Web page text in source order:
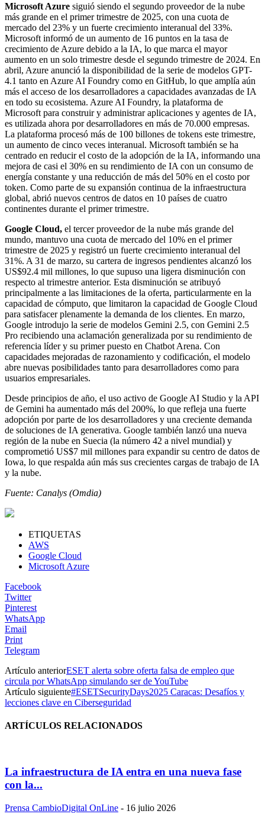
Microsoft Azure siguió siendo el segundo proveedor de la nube
más grande en el primer trimestre de 2025, con una cuota de
mercado del 23% y un fuerte crecimiento interanual del 33%.
Microsoft informó de un aumento de 16 puntos en la tasa de
crecimiento de Azure debido a la IA, lo que marca el mayor
aumento en un solo trimestre desde el segundo trimestre de 2024. En
abril, Azure anunció la disponibilidad de la serie de modelos GPT-
4.1 tanto en Azure AI Foundry como en GitHub, lo que amplía aún
más el acceso de los desarrolladores a capacidades avanzadas de IA
en todo su ecosistema. Azure AI Foundry, la plataforma de
Microsoft para construir y administrar aplicaciones y agentes de IA,
es utilizada ahora por desarrolladores en más de 70.000 empresas.
La plataforma procesó más de 100 billones de tokens este trimestre,
un aumento de cinco veces interanual. Microsoft también se ha
centrado en reducir el costo de la adopción de la IA, informando una
mejora de casi el 30% en su rendimiento de IA con un consumo de
energía constante y una reducción de más del 50% en el costo por
token. Como parte de su expansión continua de la infraestructura
global, abrió nuevos centros de datos en 10 países de cuatro
continentes durante el primer trimestre.
Google Cloud, el tercer proveedor de la nube más grande del
mundo, mantuvo una cuota de mercado del 10% en el primer
trimestre de 2025 y registró un fuerte crecimiento interanual del
31%. A 31 de marzo, su cartera de ingresos pendientes alcanzó los
US$92.4 mil millones, lo que supuso una ligera disminución con
respecto al trimestre anterior. Esta disminución se atribuyó
principalmente a las limitaciones de la oferta, particularmente en la
capacidad de cómputo, que limitaron la capacidad de Google Cloud
para satisfacer plenamente la demanda de los clientes. En marzo,
Google introdujo la serie de modelos Gemini 2.5, con Gemini 2.5
Pro recibiendo una aclamación generalizada por su rendimiento de
referencia líder y su primer puesto en Chatbot Arena. Con
capacidades mejoradas de razonamiento y codificación, el modelo
abre nuevas posibilidades tanto para desarrolladores como para
usuarios empresariales.
Desde principios de año, el uso activo de Google AI Studio y la API
de Gemini ha aumentado más del 200%, lo que refleja una fuerte
adopción por parte de los desarrolladores y una creciente demanda
de soluciones de IA generativa. Google también lanzó una nueva
región de la nube en Suecia (la número 42 a nivel mundial) y
comprometió US$7 mil millones para expandir su centro de datos de
Iowa, lo que respalda aún más sus crecientes cargas de trabajo de IA
y la nube.
Fuente: Canalys (Omdia)
ETIQUETAS
AWS
Google Cloud
Microsoft Azure
Facebook
Twitter
Pinterest
WhatsApp
Email
Print
Telegram
Artículo anteriorESET alerta sobre oferta falsa de empleo que
circula por WhatsApp simulando ser de YouTube
Artículo siguiente#ESETSecurityDays2025 Caracas: Desafíos y
lecciones clave en Ciberseguridad
ARTÍCULOS RELACIONADOS
La infraestructura de IA entra en una nueva fase
con la...
Prensa CambioDigital OnLine - 16 julio 2026